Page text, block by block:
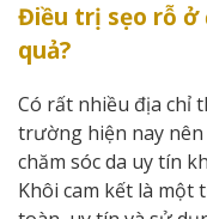
Điều trị sẹo rỗ ở
quả?
Có rất nhiều địa chỉ
trường hiện nay nên
chăm sóc da uy tín
Khôi cam kết là một